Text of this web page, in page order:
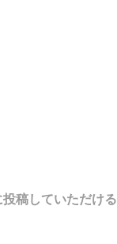
稿していただける